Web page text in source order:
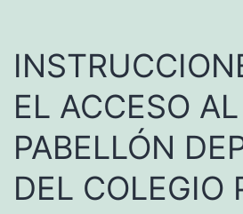
EL ACCESO AL
PABELLÓN
DEL COLEGIO